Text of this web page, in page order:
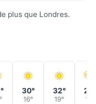
plus que Londres.
30°
16°
32°
19° 19°